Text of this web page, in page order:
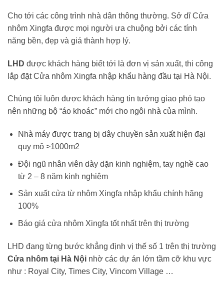
Cho tới các công trình nhà dân thông thường. Sở dĩ Cửa
nhôm Xingfa được mọi người ưa chuộng bởi các tính
năng bền, đẹp và giá thành hợp lý.
LHD được khách hàng biết tới là đơn vị sản xuất, thi công
lắp đặt Cửa nhôm Xingfa nhập khẩu hàng đầu tại Hà Nội.
Chúng tôi luôn được khách hàng tin tưởng giao phó tạo
nên những bộ “áo khoác” mới cho ngôi nhà của mình.
Nhà máy được trang bị dây chuyền sản xuất hiện đại
quy mô >1000m2
Đội ngũ nhân viên dày dặn kinh nghiệm, tay nghề cao
từ 2 – 8 năm kinh nghiệm
Sản xuất cửa từ nhôm Xingfa nhập khẩu chính hãng
100%
Báo giá cửa nhôm Xingfa tốt nhất trên thị trường
LHD đang từng bước khẳng định vị thế số 1 trên thị trường
Cửa nhôm tại Hà Nội nhờ các dự án lớn tầm cỡ khu vực
như : Royal City, Times City, Vincom Village …